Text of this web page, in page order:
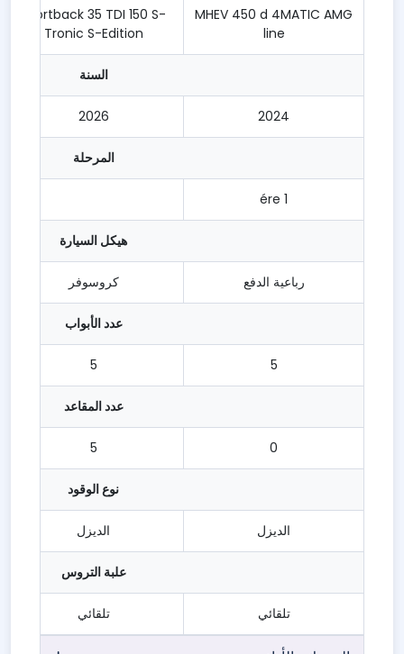
MHEV 450 d 4MATIC AMG
line
sportback 35 TDI 150 S-
Tronic S-Edition
السنة
2024
2026
المرحلة
1 ére
هيكل السيارة
رباعية الدفع كروسوفر
عدد الأبواب
5
5
عدد المقاعد
0
5
نوع الوقود
الديزل الديزل
علبة التروس
تلقائي تلقائي